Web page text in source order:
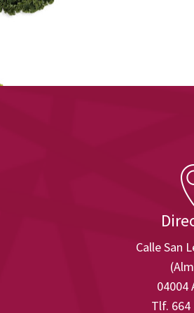
Calle San
04004
Tlf. 664